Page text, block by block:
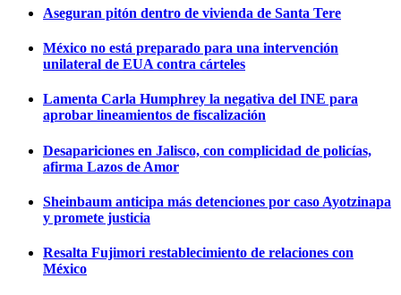
Aseguran pitón dentro de vivienda de Santa Tere
México no está preparado para una intervención
unilateral de EUA contra cárteles
Lamenta Carla Humphrey la negativa del INE para
aprobar lineamientos de fiscalización
Desapariciones en Jalisco, con complicidad de policías,
afirma Lazos de Amor
Sheinbaum anticipa más detenciones por caso Ayotzinapa
y promete justicia
Resalta Fujimori restablecimiento de relaciones con
México